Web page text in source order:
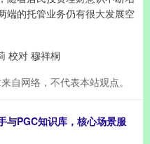
端的托管业务仍有很大发展空
校对 穆祥桐
自网络，不代表本站观点。
与PGC知识库，核心场景服